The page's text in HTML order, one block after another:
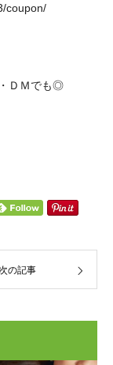
coupon/
ＤＭでも◎
次の記事